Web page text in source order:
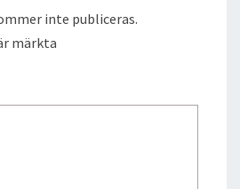
inte publiceras.
märkta